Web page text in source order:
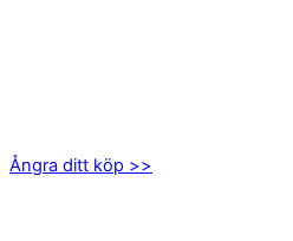
Ångra ditt köp >>